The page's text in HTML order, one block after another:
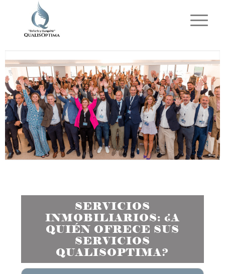
SERVICIOS
INMOBILIARIOS: ¿A
QUIÉN OFRECE SUS
SERVICIOS
QUALISOPTIMA?